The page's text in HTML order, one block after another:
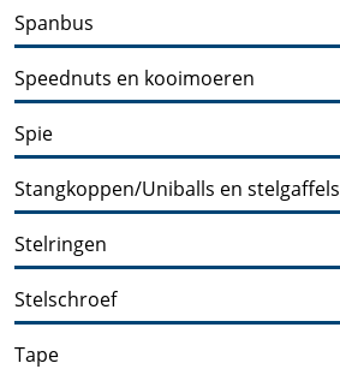
Spanbus
Speednuts en kooimoeren
Spie
Stangkoppen/Uniballs en stelgaffels
Stelringen
Stelschroef
Tape